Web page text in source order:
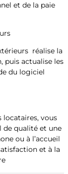
et de la paie
réalise la
puis actualise les
du logiciel
vous
de qualité et une
ou à l’accueil
et à la